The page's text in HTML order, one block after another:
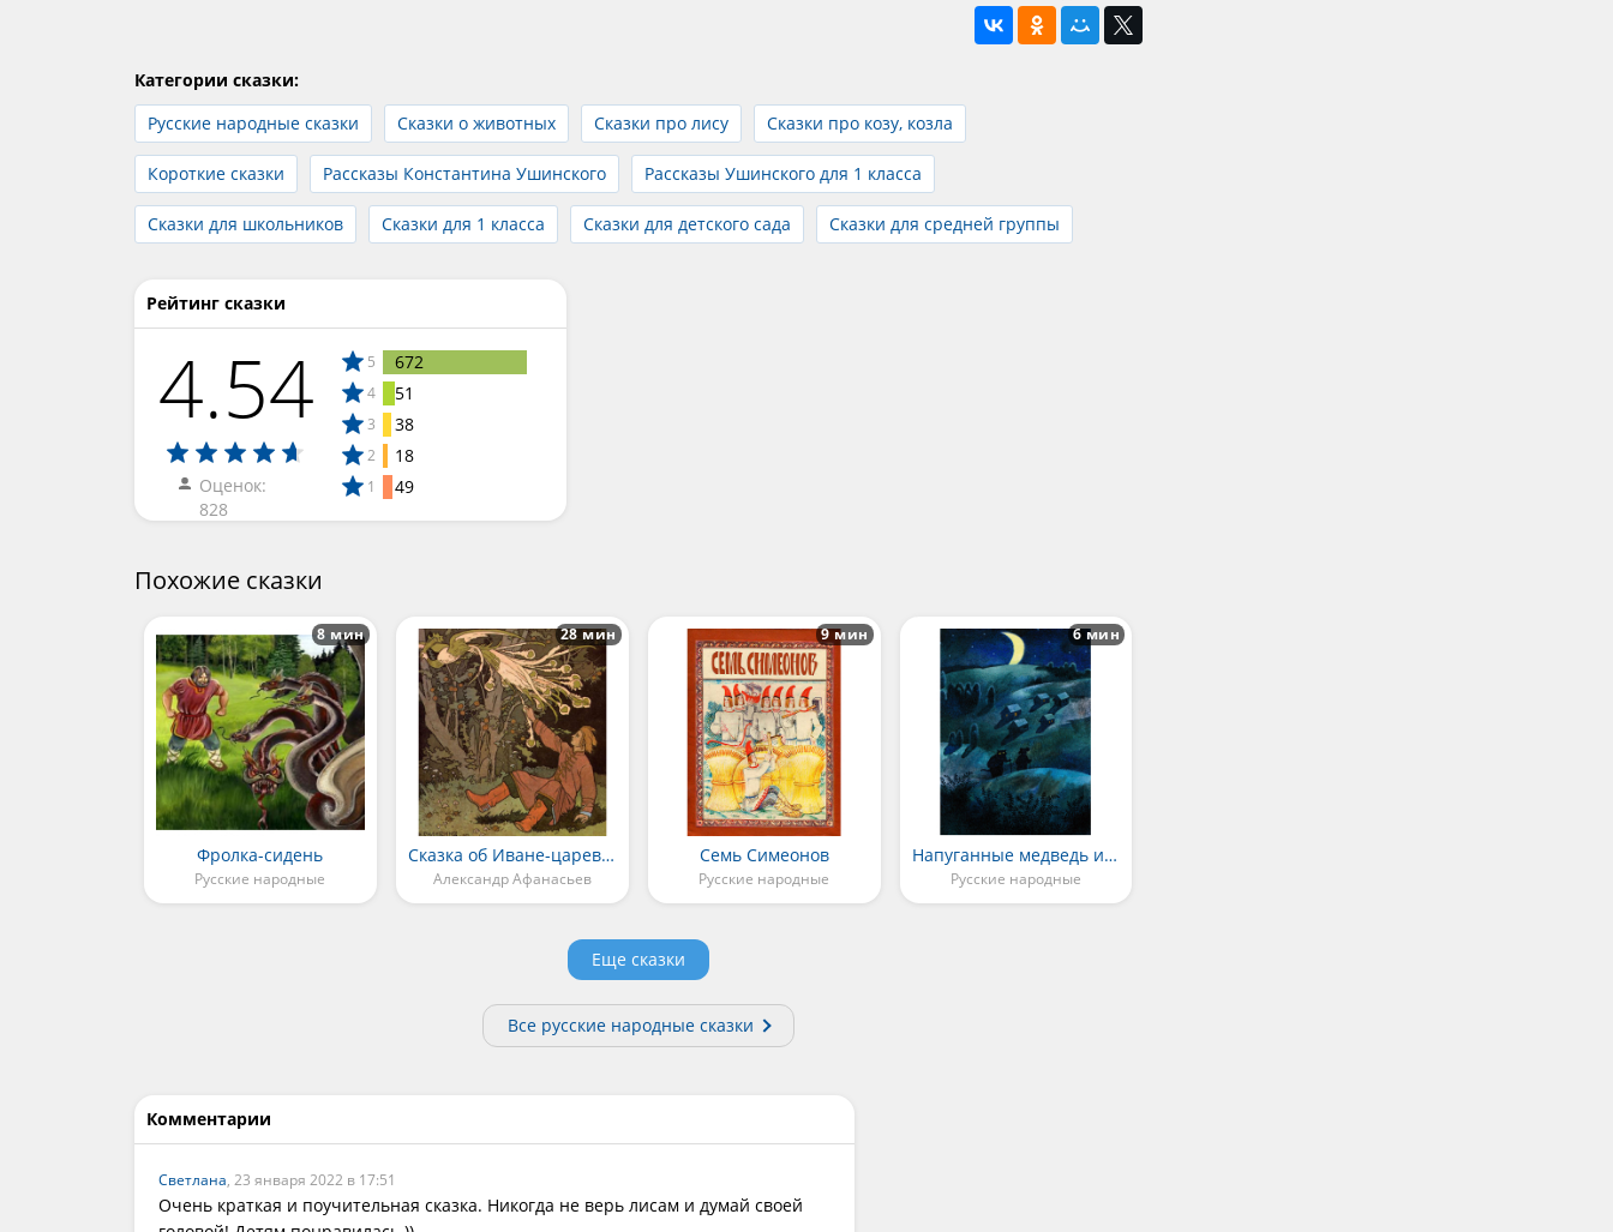
Категории сказки:
Русские народные сказки
Сказки о животных Сказки про лису Сказки про козу, козла
Короткие сказки Рассказы Константина Ушинского Рассказы Ушинского для 1 класса
Сказки для школьников Сказки для 1 класса Сказки для детского сада Сказки для средней группы
Рейтинг сказки
4.54
Оценок:
828
5 672
4 51
3 38
2 18
1 49
Похожие сказки
Фролка-сидень
Русские народные
8 мин
Сказка об Иване-царевиче, жар-птице и о сером волке
Александр Афанасьев
28 мин
Семь Симеонов
Русские народные
9 мин
Напуганные медведь и волки
Русские народные
6 мин
Еще сказки
Все русские народные сказки
Комментарии
Светлана, 23 января 2022 в 17:51
Очень краткая и поучительная сказка. Никогда не верь лисам и думай своей